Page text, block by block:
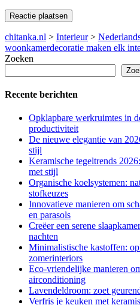
chitanka.nl > Interieur>
woonkamerdecoratie maken elk
Zoeken
Recente berichten
Opklapbare werkruimtes in
productiviteit
De nieuwe elegantie van
stijl
Keramische tegeltrends
met stijl
Organische koelsystemen:
stofkeuzes
Innovatieve manieren om
en parasols
Creëer een serene
nachten
Minimalistische kastoffen:
zomerinteriors
Eco-vriendelijke manieren
airconditioning
Lavendeldroom: zoet
Verfris je keuken met